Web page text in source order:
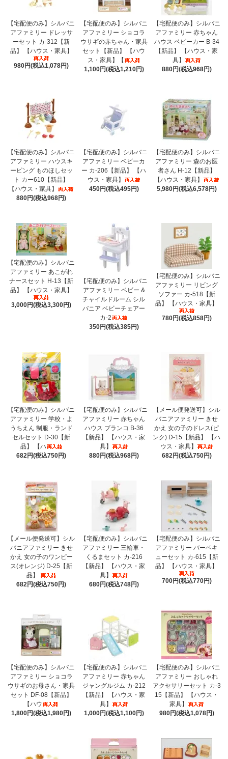
【宅配便のみ】シルバニ
アファミリー ドレッサ
ーセット カ-312【新
品】 【ハウス・家具】
980円(税込1,078円)
【宅配便のみ】シルバニ
アファミリー ショコラ
ウサギの赤ちゃん・家具
セット【新品】 【ハウ
ス・家具】【
1,100円(税込1,210円)
【宅配便のみ】シルバニ
アファミリー 赤ちゃん
ハウス ベビーカー B-34
【新品】 【ハウス・家
具】
880円(税込968円)
【宅配便のみ】シルバニ
アファミリー ハウスキ
ーピング ものほしセッ
ト カー610【新品】
【ハウス・家具】
880円(税込968円)
【宅配便のみ】シルバニ
アファミリー ベビーカ
ー カ-206【新品】 【ハ
ウス・家具】
450円(税込495円)
【宅配便のみ】シルバニ
アファミリー 森のお医
者さん H-12【新品】
【ハウス・家具】
5,980円(税込6,578円)
【宅配便のみ】シルバニ
アファミリー あこがれ
ナースセット H-13【新
品】 【ハウス・家具】
3,000円(税込3,300円)
【宅配便のみ】シルバニ
アファミリー ベビー &
チャイルドルーム シル
バニア ベビーチェアー
カ-2
350円(税込385円)
【宅配便のみ】シルバニ
アファミリー リビング
ソファー カ-518【新
品】 【ハウス・家具】
780円(税込858円)
【宅配便のみ】シルバニ
アファミリー 学校・よ
うちえん 制服・ランド
セルセット D-30【新
品】 【ハ
682円(税込750円)
【宅配便のみ】シルバニ
アファミリー 赤ちゃん
ハウス ブランコ B-36
【新品】 【ハウス・家
具】
880円(税込968円)
【メール便発送可】シル
バニアファミリー きせ
かえ 女の子のドレス(ピ
ンク) D-15【新品】 【ハ
ウス・家具】
682円(税込750円)
【メール便発送可】シル
バニアファミリー きせ
かえ 女の子のワンピー
ス(オレンジ) D-25【新
品】
682円(税込750円)
【宅配便のみ】シルバニ
アファミリー 三輪車・
くるまセット カ-216
【新品】 【ハウス・家
具】
680円(税込748円)
【宅配便のみ】シルバニ
アファミリー バーベキ
ューセット カ-615【新
品】 【ハウス・家具】
700円(税込770円)
【宅配便のみ】シルバニ
アファミリー ショコラ
ウサギのお母さん・家具
セット DF-08【新品】
【ハウ
1,800円(税込1,980円)
【宅配便のみ】シルバニ
アファミリー 赤ちゃん
ジャングルジム カ-212
【新品】 【ハウス・家
具】
1,000円(税込1,100円)
【宅配便のみ】シルバニ
アファミリー おしゃれ
アクセサリーセット カ-3
15【新品】 【ハウス・
家具】
980円(税込1,078円)